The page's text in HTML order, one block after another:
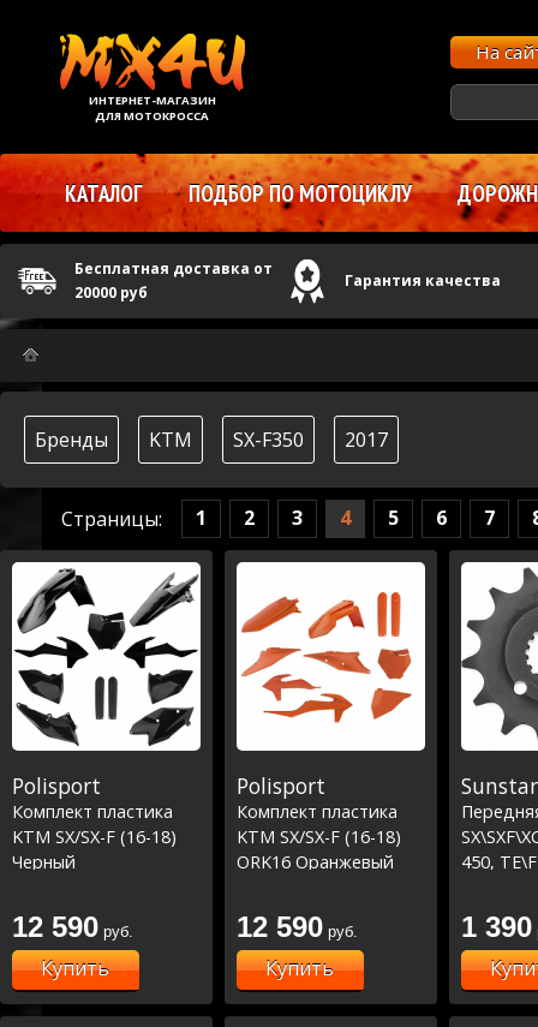
Бренды KTM SX-F350 2017
Страницы: 1 2 3 4 5 6 7
Polisport
Комплект пластика
KTM SX/SX-F (16-18)
Черный
12 590 руб.
Купить
Polisport
Комплект пластика
KTM SX/SX-F (16-18)
ORK16 Оранжевый
12 590 руб.
Купить
Sunstar
450,
1 390
ИНТЕРНЕТ-МАГАЗИН
ДЛЯ МОТОКРОССА
На
КАТАЛОГ ПОДБОР ПО МОТОЦИКЛУ
Бесплатная доставка от
20000 руб
Гарантия качества